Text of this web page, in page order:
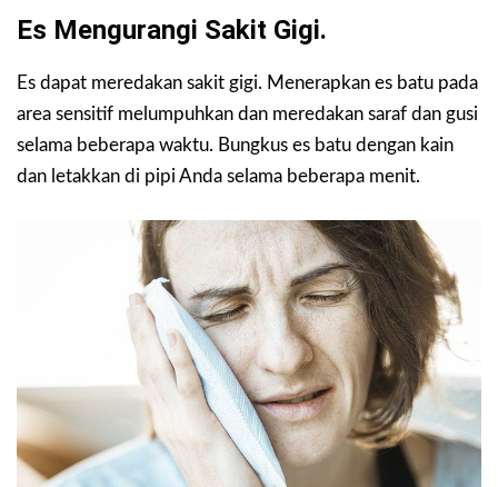
Es Mengurangi Sakit Gigi.
Es dapat meredakan sakit gigi. Menerapkan es batu pada
area sensitif melumpuhkan dan meredakan saraf dan gusi
selama beberapa waktu. Bungkus es batu dengan kain
dan letakkan di pipi Anda selama beberapa menit.